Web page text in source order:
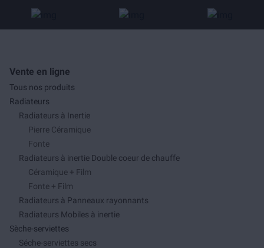
Vente en ligne
Tous nos produits
Radiateurs
Radiateurs à Inertie
Pierre Céramique
Fonte
Radiateurs à inertie Double coeur de chauffe
Céramique + Film
Fonte + Film
Radiateurs à Panneaux rayonnants
Radiateurs Mobiles à inertie
Sèche-serviettes
Séche-serviettes secs